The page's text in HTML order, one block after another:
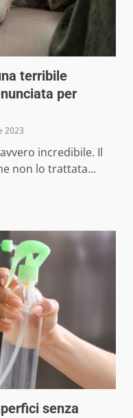
terribile
per
2023
incredibile. Il
non lo trattata...
senza